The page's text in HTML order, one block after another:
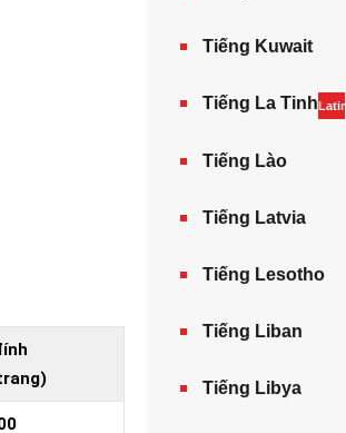
Tiếng Kuwait
Tiếng La TinhLatin
Tiếng Lào
Tiếng Latvia
Tiếng Lesotho
Tiếng Liban
Tiếng Libya